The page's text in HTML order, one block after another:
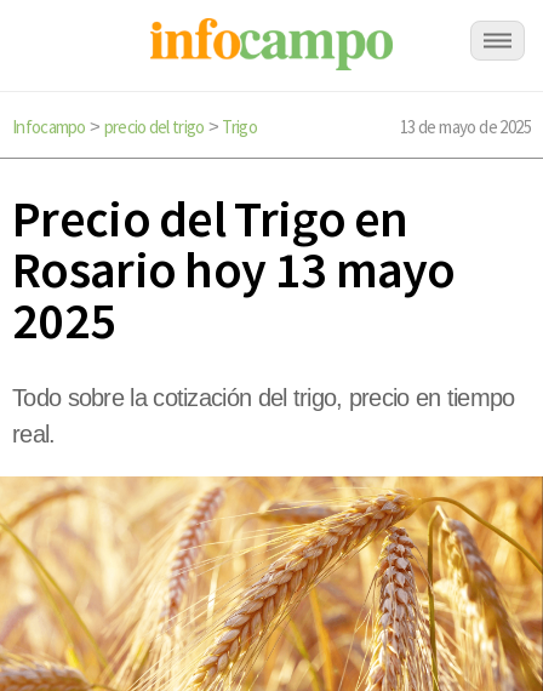
Infocampo > precio del trigo > Trigo 13 de mayo de 2025
Precio del Trigo en
Rosario hoy 13 mayo
2025
Todo sobre la cotización del trigo, precio en tiempo
real.